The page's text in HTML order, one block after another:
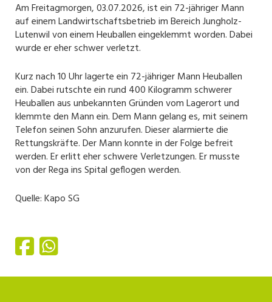
Am Freitagmorgen, 03.07.2026, ist ein 72-jähriger Mann
auf einem Landwirtschaftsbetrieb im Bereich Jungholz-
Lutenwil von einem Heuballen eingeklemmt worden. Dabei
wurde er eher schwer verletzt.
Kurz nach 10 Uhr lagerte ein 72-jähriger Mann Heuballen
ein. Dabei rutschte ein rund 400 Kilogramm schwerer
Heuballen aus unbekannten Gründen vom Lagerort und
klemmte den Mann ein. Dem Mann gelang es, mit seinem
Telefon seinen Sohn anzurufen. Dieser alarmierte die
Rettungskräfte. Der Mann konnte in der Folge befreit
werden. Er erlitt eher schwere Verletzungen. Er musste
von der Rega ins Spital geflogen werden.
Quelle: Kapo SG